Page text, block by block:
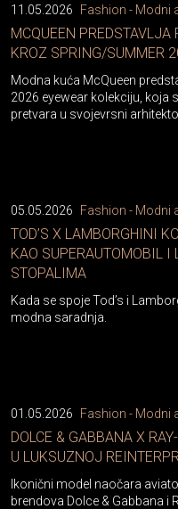
11.05.2026 Fashion - Modni
MCQUEEN
KROZ SPRING/SUMMER
Modna kuća McQueen
2026 eyewear kolekciju, koja
pretvara u svojevrsni
05.05.2026 Fashion - Modni
TOD’S X LAMBORGHINI
KAO SUPERAUTOMOBIL
STOPALIMA
Kada se spoje Tod’s i
modna saradnja.
01.05.2026 Fashion - Modni
DOLCE & GABBANA X
U LUKSUZNOJ
Ikonični model naočara
brendova Dolce & Gabbana i